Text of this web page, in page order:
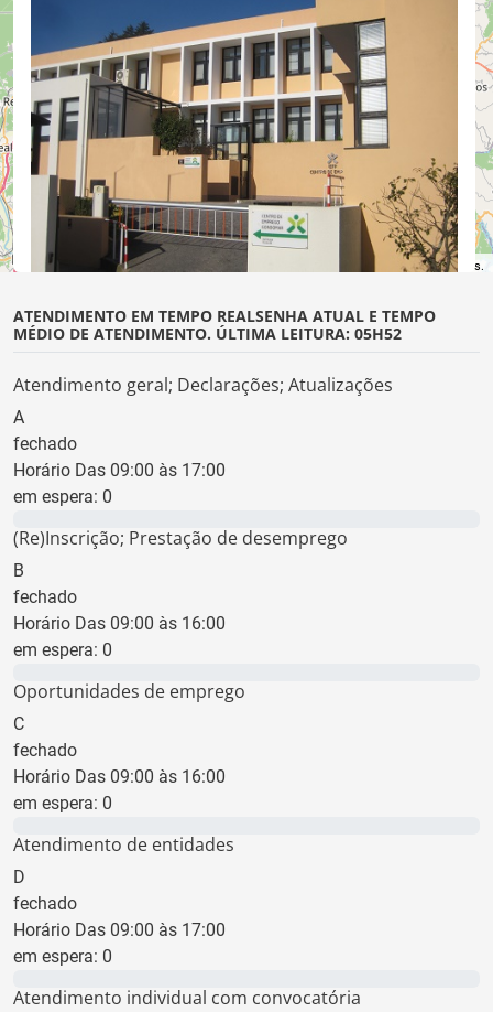
OpenStreetMap contributors.
ATENDIMENTO EM TEMPO REALSENHA ATUAL E TEMPO
MÉDIO DE ATENDIMENTO. ÚLTIMA LEITURA: 05H52
Atendimento geral; Declarações; Atualizações
A
fechado
Horário Das 09:00 às 17:00
em espera: 0
(Re)Inscrição; Prestação de desemprego
B
fechado
Horário Das 09:00 às 16:00
em espera: 0
Oportunidades de emprego
C
fechado
Horário Das 09:00 às 16:00
em espera: 0
Atendimento de entidades
D
fechado
Horário Das 09:00 às 17:00
em espera: 0
Atendimento individual com convocatória